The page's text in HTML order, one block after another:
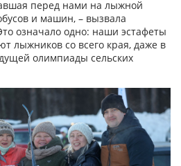
перед нами на лыжной
и машин, – вызвала
означало одно: наши эстафеты
лыжников со всего края, даже в
олимпиады сельских